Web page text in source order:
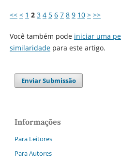
<< < 1 2 3 4 5 6 7 8 9 10 > >>
Você também pode iniciar uma
similaridadepara este artigo.
Enviar Submissão
Informações
Para Leitores
Para Autores